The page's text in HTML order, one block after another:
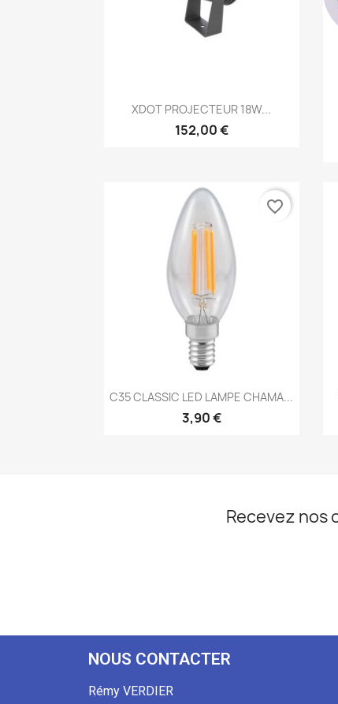
Aperçu rapide
XDOT PROJECTEUR 18W...
152,00 €
Aperçu rapide
C35 CLASSIC LED LAMPE CHAMA...
3,90 €
favorite_border
Recevez nos
NOUS CONTACTER
Rémy VERDIER